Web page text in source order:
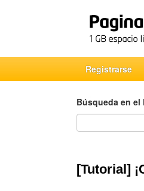
Registrarse
Búsqueda en el
Búsqueda en el
[Tutorial]